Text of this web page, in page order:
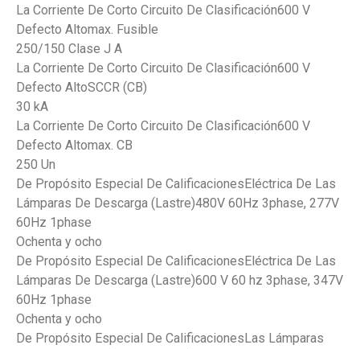
La Corriente De Corto Circuito De Clasificación600 V
Defecto Altomax. Fusible
250/150 Clase J A
La Corriente De Corto Circuito De Clasificación600 V
Defecto AltoSCCR (CB)
30 kA
La Corriente De Corto Circuito De Clasificación600 V
Defecto Altomax. CB
250 Un
De Propósito Especial De CalificacionesEléctrica De Las
Lámparas De Descarga (Lastre)480V 60Hz 3phase, 277V
60Hz 1phase
Ochenta y ocho
De Propósito Especial De CalificacionesEléctrica De Las
Lámparas De Descarga (Lastre)600 V 60 hz 3phase, 347V
60Hz 1phase
Ochenta y ocho
De Propósito Especial De CalificacionesLas Lámparas